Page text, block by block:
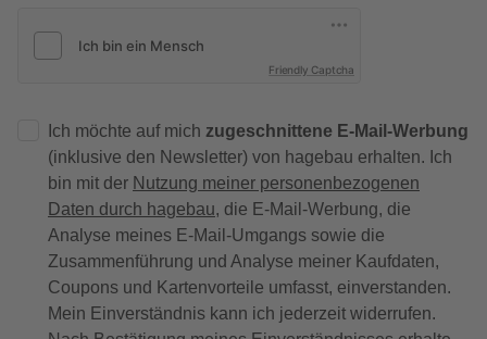
Friendly Captcha
Ich möchte auf mich zugeschnittene E-Mail-Werbung
(inklusive den Newsletter) von hagebau erhalten. Ich
bin mit der Nutzung meiner personenbezogenen
Daten durch hagebau, die E-Mail-Werbung, die
Analyse meines E-Mail-Umgangs sowie die
Zusammenführung und Analyse meiner Kaufdaten,
Coupons und Kartenvorteile umfasst, einverstanden.
Mein Einverständnis kann ich jederzeit widerrufen.